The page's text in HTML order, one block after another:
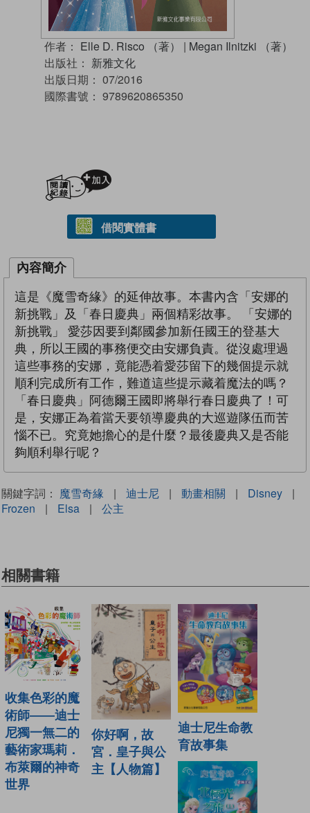
作者： Elle D. Risco （著） | Megan Ilnitzki （著）
出版社： 新雅文化
出版日期： 07/2016
國際書號： 9789620865350
借閱實體書
內容簡介
這是《魔雪奇緣》的延伸故事。本書內含「安娜的
新挑戰」及「春日慶典」兩個精彩故事。 「安娜的
新挑戰」 愛莎因要到鄰國參加新任國王的登基大
典，所以王國的事務便交由安娜負責。從沒處理過
這些事務的安娜，竟能憑着愛莎留下的幾個提示就
順利完成所有工作，難道這些提示藏着魔法的嗎？
「春日慶典」阿德爾王國即將舉行春日慶典了！可
是，安娜正為着當天要領導慶典的大巡遊隊伍而苦
惱不已。究竟她擔心的是什麼？最後慶典又是否能
夠順利舉行呢？
關鍵字詞： 魔雪奇緣 | 迪士尼 | 動畫相關 | Disney
|
Frozen
| Elsa | 公主
相關書籍
收集色彩的魔
術師——迪士
尼獨一無二的
藝術家瑪莉．
布萊爾的神奇
世界
你好啊，故
宮．皇子與公
主【人物篇】
迪士尼生命教
育故事集